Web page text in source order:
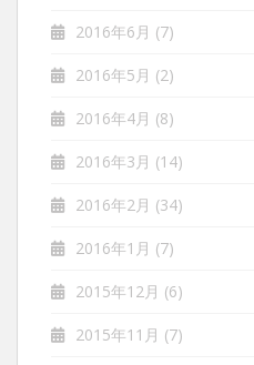
2016年6月 (7)
2016年5月 (2)
2016年4月 (8)
2016年3月 (14)
2016年2月 (34)
2016年1月 (7)
2015年12月 (6)
2015年11月 (7)